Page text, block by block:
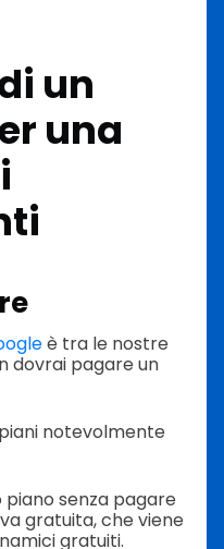
un
una
è tra le nostre
dovrai pagare un
notevolmente
senza pagare
gratuita, che viene
gratuiti.